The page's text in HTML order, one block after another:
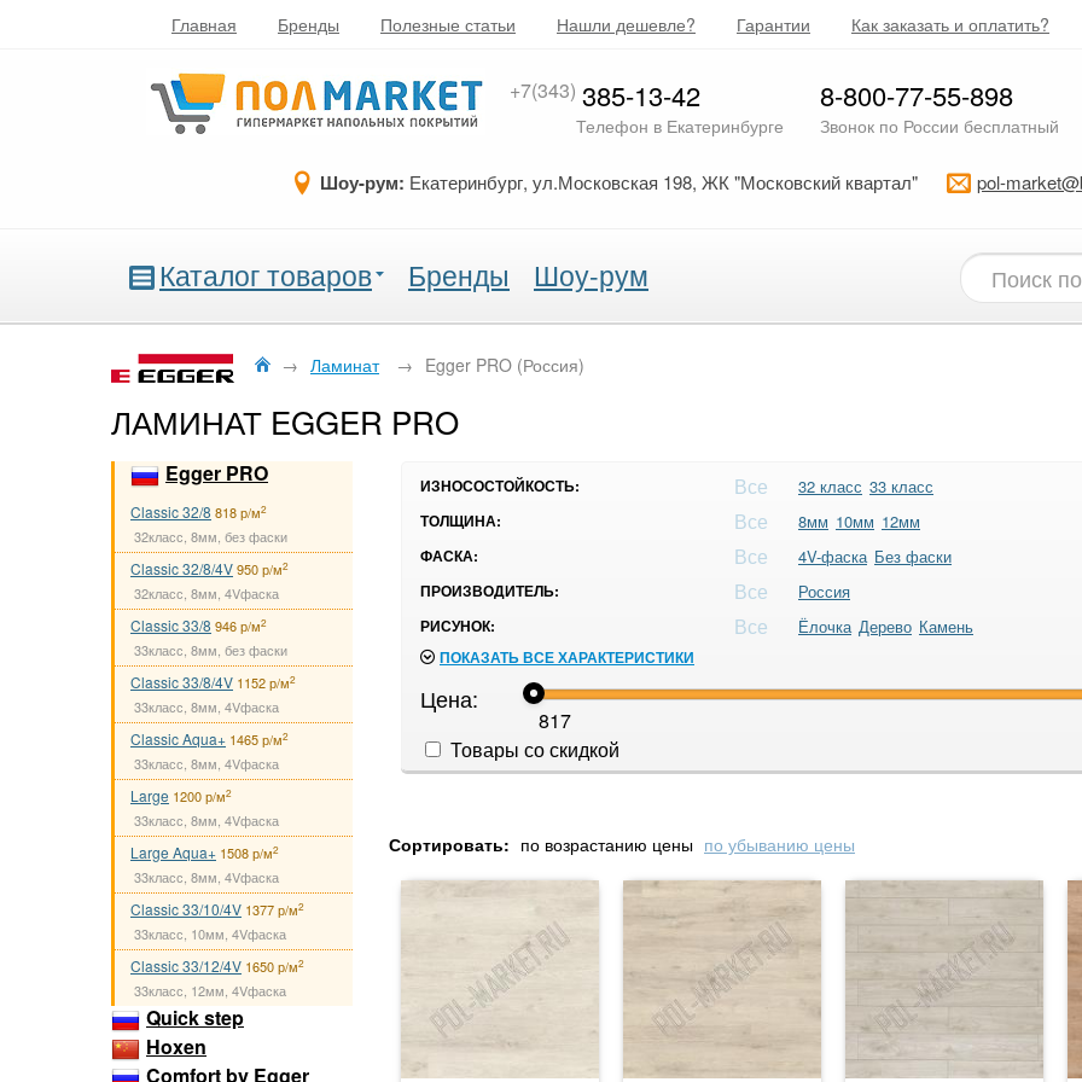
Главная Бренды Полезные статьи Нашли дешевле? Гарантии Как заказать и оплатить?
+7(343) 385-13-42
Телефон в Екатеринбурге
8-800-77-55-898
Звонок по России бесплатный
Шоу-рум: Екатеринбург, ул.Московская 198, ЖК "Московский квартал" pol-
Каталог товаров Бренды Шоу-рум
→ Ламинат → Egger PRO (Россия)
ЛАМИНАТ EGGER PRO
ИЗНОСОСТОЙКОСТЬ: Все 32 класс 33 класс
ТОЛЩИНА: Все 8мм 10мм 12мм
ФАСКА: Все 4V-фаска Без фаски
ПРОИЗВОДИТЕЛЬ: Все Россия
РИСУНОК: Все Ёлочка Дерево Камень
ПОКАЗАТЬ ВСЕ ХАРАКТЕРИСТИКИ
Цена:
817
Товары со скидкой
Egger PRO
Classic 32/8 818 р/м2
32класс, 8мм, без фаски
Classic 32/8/4V950 р/м2
32класс, 8мм, 4Vфаска
Classic 33/8 946 р/м2
33класс, 8мм, без фаски
Classic 33/8/4V 1152 р/м2
33класс, 8мм, 4Vфаска
Classic Aqua+ 1465 р/м2
33класс, 8мм, 4Vфаска
Large 1200 р/м2
33класс, 8мм, 4Vфаска
Large Aqua+ 1508 р/м2
33класс, 8мм, 4Vфаска
Classic 33/10/4V 1377 р/м2
33класс, 10мм, 4Vфаска
Classic 33/12/4V 1650 р/м2
33класс, 12мм, 4Vфаска
Quick step
Hoxen
Comfort by Egger
Сортировать: по возрастанию цены по убыванию цены